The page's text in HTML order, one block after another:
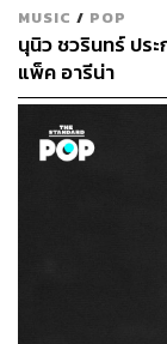
MUSIC / POP
นุนิว ชวรินทร์ ปร
แพ็ค อารีน่า